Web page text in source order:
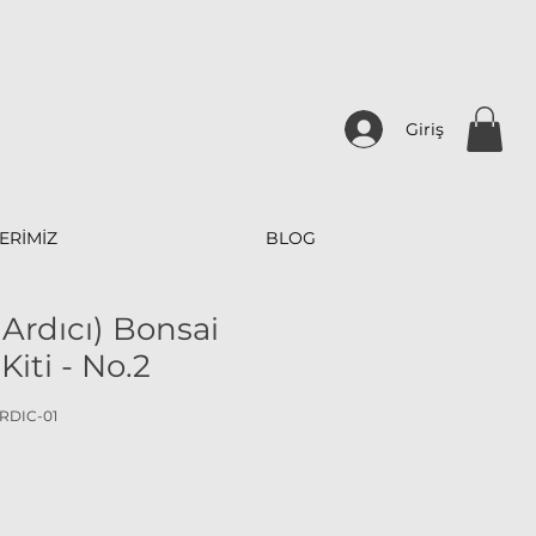
Giriş
BLOG
Bonsai
- No.2
01